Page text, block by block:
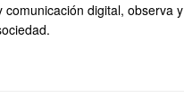
digital, observa y